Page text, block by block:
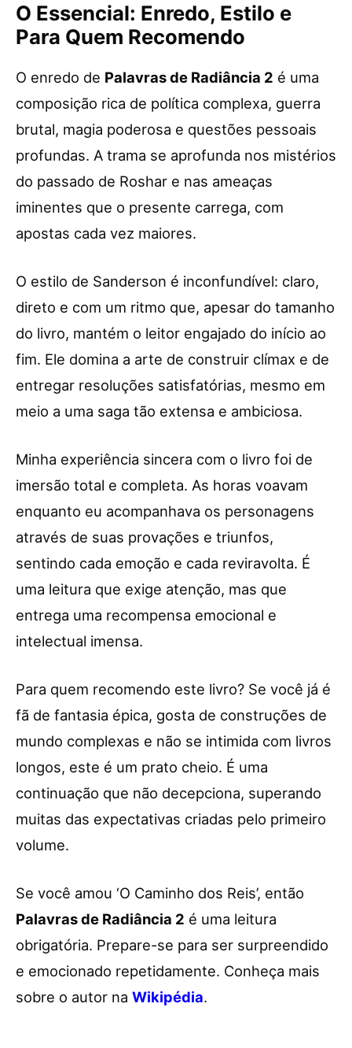
O Essencial: Enredo, Estilo e
Para Quem Recomendo
O enredo de Palavras de Radiância 2 é uma
composição rica de política complexa, guerra
brutal, magia poderosa e questões pessoais
profundas. A trama se aprofunda nos mistérios
do passado de Roshar e nas ameaças
iminentes que o presente carrega, com
apostas cada vez maiores.
O estilo de Sanderson é inconfundível: claro,
direto e com um ritmo que, apesar do tamanho
do livro, mantém o leitor engajado do início ao
fim. Ele domina a arte de construir clímax e de
entregar resoluções satisfatórias, mesmo em
meio a uma saga tão extensa e ambiciosa.
Minha experiência sincera com o livro foi de
imersão total e completa. As horas voavam
enquanto eu acompanhava os personagens
através de suas provações e triunfos,
sentindo cada emoção e cada reviravolta. É
uma leitura que exige atenção, mas que
entrega uma recompensa emocional e
intelectual imensa.
Para quem recomendo este livro? Se você já é
fã de fantasia épica, gosta de construções de
mundo complexas e não se intimida com livros
longos, este é um prato cheio. É uma
continuação que não decepciona, superando
muitas das expectativas criadas pelo primeiro
volume.
Se você amou ‘O Caminho dos Reis’, então
Palavras de Radiância 2 é uma leitura
obrigatória. Prepare-se para ser surpreendido
e emocionado repetidamente. Conheça mais
sobre o autor na Wikipédia.